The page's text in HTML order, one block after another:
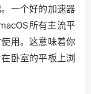
一个好的加速器
所有主流平
用。这意味着你
卧室的平板上浏